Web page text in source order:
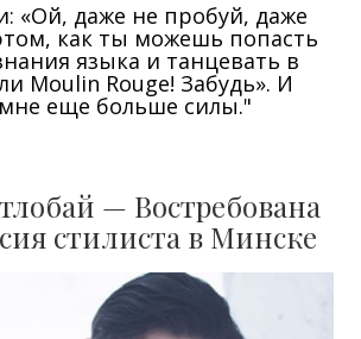
«Ой, даже не пробуй, даже
как ты можешь попасть
языка и танцевать в
Moulin Rouge! Забудь». И
еще больше силы."
— Востребована
стилиста в Минске